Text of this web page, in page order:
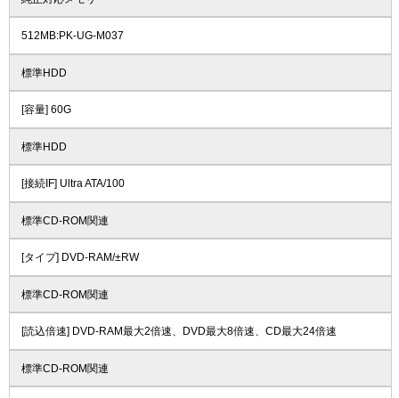
512MB:PK-UG-M037
標準HDD
[容量] 60G
標準HDD
[接続IF] Ultra ATA/100
標準CD-ROM関連
[タイプ] DVD-RAM/±RW
標準CD-ROM関連
[読込倍速] DVD-RAM最大2倍速、DVD最大8倍速、CD最大24倍速
標準CD-ROM関連